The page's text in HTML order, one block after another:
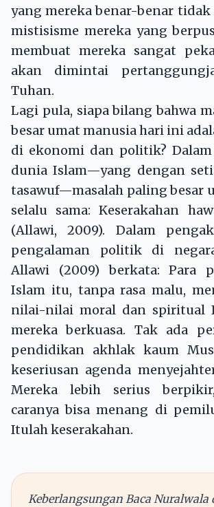
yang mereka benar-benar tidak
mistisisme mereka yang
membuat mereka sangat
akan dimintai
Tuhan.
Lagi pula, siapa bilang bahwa
besar umat manusia hari ini
di ekonomi dan politik?
dunia Islam—yang dengan
tasawuf—masalah paling besar
selalu sama: Keserakahan
(Allawi, 2009). Dalam
pengalaman politik di
Allawi (2009) berkata: Para
Islam itu, tanpa rasa malu,
nilai-nilai moral dan spiritual
mereka berkuasa. Tak ada
pendidikan akhlak kaum
keseriusan agenda
Mereka lebih serius
caranya bisa menang di
Itulah keserakahan.
Keberlangsungan Baca Nuralwala